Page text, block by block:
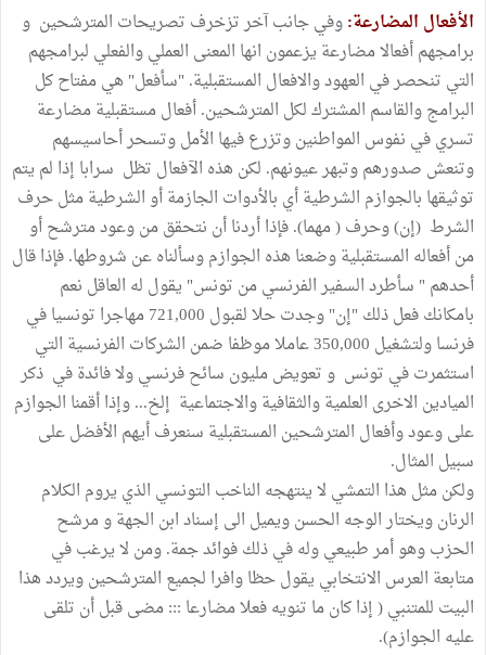
الأفعال المضارعة:وفي جانب آخر تزخرف تصريحات المترشحين و
برامجهم أفعالا مضارعة يزعمون انها المعنى العملي والفعلي لبرامجهم
التي تنحصر في العهود والافعال المستقبلية. "سأفعل" هي مفتاح كل
البرامج والقاسم المشترك لكل المترشحين. أفعال مستقبلية مضارعة
تسري في نفوس المواطنين وتزرع فيها الأمل وتسحر أحاسيسهم
وتنعش صدورهم وتبهر عيونهم. لكن هذه الآفعال تظل سرابا إذا لم يتم
توثيقها بالجوازم الشرطية أي بالأدوات الجازمة أو الشرطية مثل حرف
الشرط (إن) وحرف ( مهما). فإذا أردنا أن نتحقق من وعود مترشح أو
من أفعاله المستقبلية وضعنا هذه الجوازم وسألناه عن شروطها. فإذا قال
أحدهم " سأطرد السفير الفرنسي من تونس" يقول له العاقل نعم
بامكانك فعل ذلك "إن" وجدت حلا لقبول 721,000 مهاجرا تونسيا في
فرنسا ولتشغيل 350,000 عاملا موظفا ضمن الشركات الفرنسية التي
استثمرت في تونس و تعويض مليون سائح فرنسي ولا فائدة في ذكر
الميادين الاخرى العلمية والثقافية والاجتماعية إلخ... وإذا أقمنا الجوازم
على وعود وأفعال المترشحين المستقبلية سنعرف أيهم الأفضل على
سبيل المثال.
ولكن مثل هذا التمشي لا ينتهجه الناخب التونسي الذي يروم الكلام
الرنان ويختار الوجه الحسن ويميل الى إسناد ابن الجهة و مرشح
الحزب وهو أمر طبيعي وله في ذلك فوائد جمة. ومن لا يرغب في
متابعة العرس الانتخابي يقول حظا وافرا لجميع المترشحين ويردد هذا
البيت للمتنبي ( إذا كان ما تنويه فعلا مضارعا ::: مضى قبل أن تلقى
عليه الجوازم).